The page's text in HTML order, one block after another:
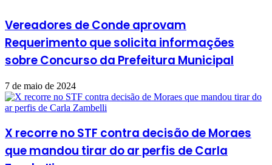
Vereadores de Conde aprovam
Requerimento que solicita informações
sobre Concurso da Prefeitura Municipal
7 de maio de 2024
X recorre no STF contra decisão de Moraes
que mandou tirar do ar perfis de Carla